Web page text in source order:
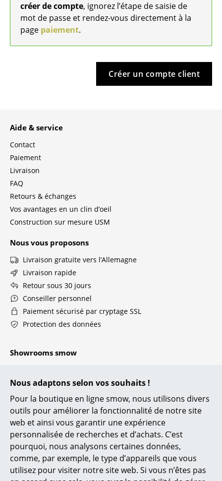
Nous adaptons selon vos souhaits !
Pour la boutique en ligne smow, nous utilisons divers
outils pour améliorer la fonctionnalité de notre site
web et ainsi vous garantir une expérience
personnalisée de recherches et d’achats. C’est
pourquoi, nous analysons certaines données,
comme, par exemple, le type d’appareils que vous
utilisez pour visiter notre site web. Si vous n’êtes pas
... voir tous les sièges
Tables
Secrétaires & Tables PC
Tables de conférence et Pupitres
Tables hautes & Pupitres
Tables enfants
Table de jardin
... voir toutes les tables
Rangements
Étagères & Armoires
Étagères murales
Meubles TV
Caissons roulants et Meubles d’appoint
Meubles de bar
Garde-robes
Petits rangements
créer de compte, ignorez l’étape de saisie de
mot de passe et rendez-vous directement à la
page paiement.
Créer un compte client
Aide & service
Contact
Paiement
Livraison
FAQ
Retours & échanges
Vos avantages en un clin d’oeil
Construction sur mesure USM
Nous vous proposons
Livraison gratuite vers l’Allemagne
Livraison rapide
Retour sous 30 jours
Conseiller personnel
Paiement sécurisé par cryptage SSL
Protection des données
Showrooms smow
Chemnitz
Düsseldorf
Essen
Francfort
Fribourg
Hambourg
Hanovre
Kempten
Constance
Leipzig
Mayence
Munich
Nuremberg
Schwarzwald
Soleure
Stuttgart